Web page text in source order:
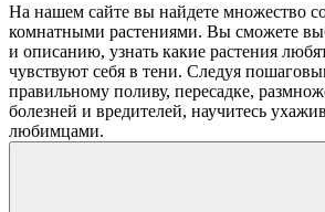
На нашем сайте вы найдете множество
комнатными растениями. Вы сможете
и описанию, узнать какие растения
чувствуют себя в тени. Следуя
правильному поливу, пересадке,
болезней и вредителей, научитесь
любимцами.